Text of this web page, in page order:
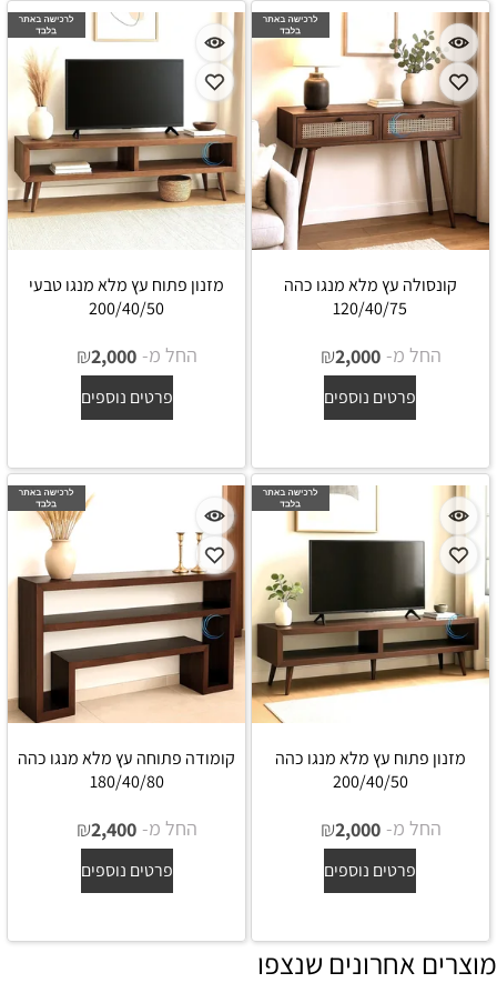
קונסולה עץ מלא מנגו כהה
120/40/75
החל מ- ₪2,000
פרטים נוספים
מזנון פתוח עץ מלא מנגו טבעי
200/40/50
החל מ- ₪2,000
פרטים נוספים
מזנון פתוח עץ מלא מנגו כהה
200/40/50
החל מ- ₪2,000
פרטים נוספים
קומודה פתוחה עץ מלא מנגו כהה
180/40/80
החל מ- ₪2,400
פרטים נוספים
מוצרים אחרונים שנצפו